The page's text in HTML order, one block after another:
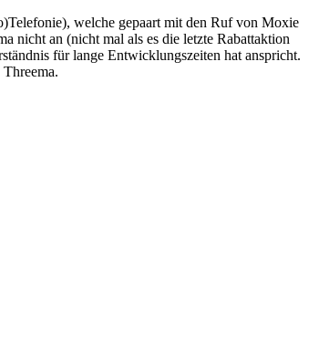
welche gepaart mit den Ruf von Moxie
nicht an (nicht mal als es die letzte Rabattaktion
für lange Entwicklungszeiten hat anspricht.